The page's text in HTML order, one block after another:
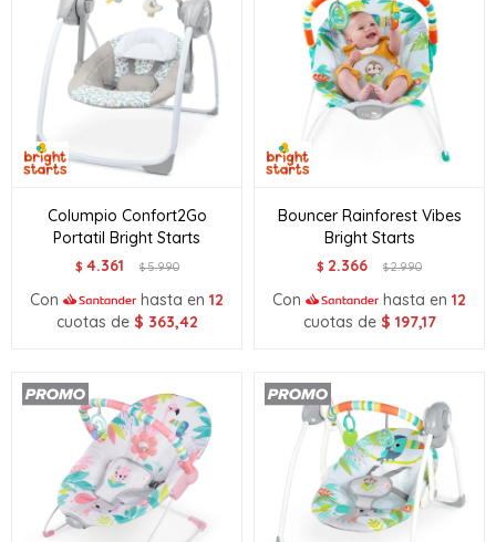
Columpio Confort2Go
Portatil Bright Starts
$ 4.361 $5.990
Con hasta en 12
cuotas de $ 363,42
Bouncer Rainforest Vibes
Bright Starts
$ 2.366 $2.990
Con hasta en 12
cuotas de $ 197,17